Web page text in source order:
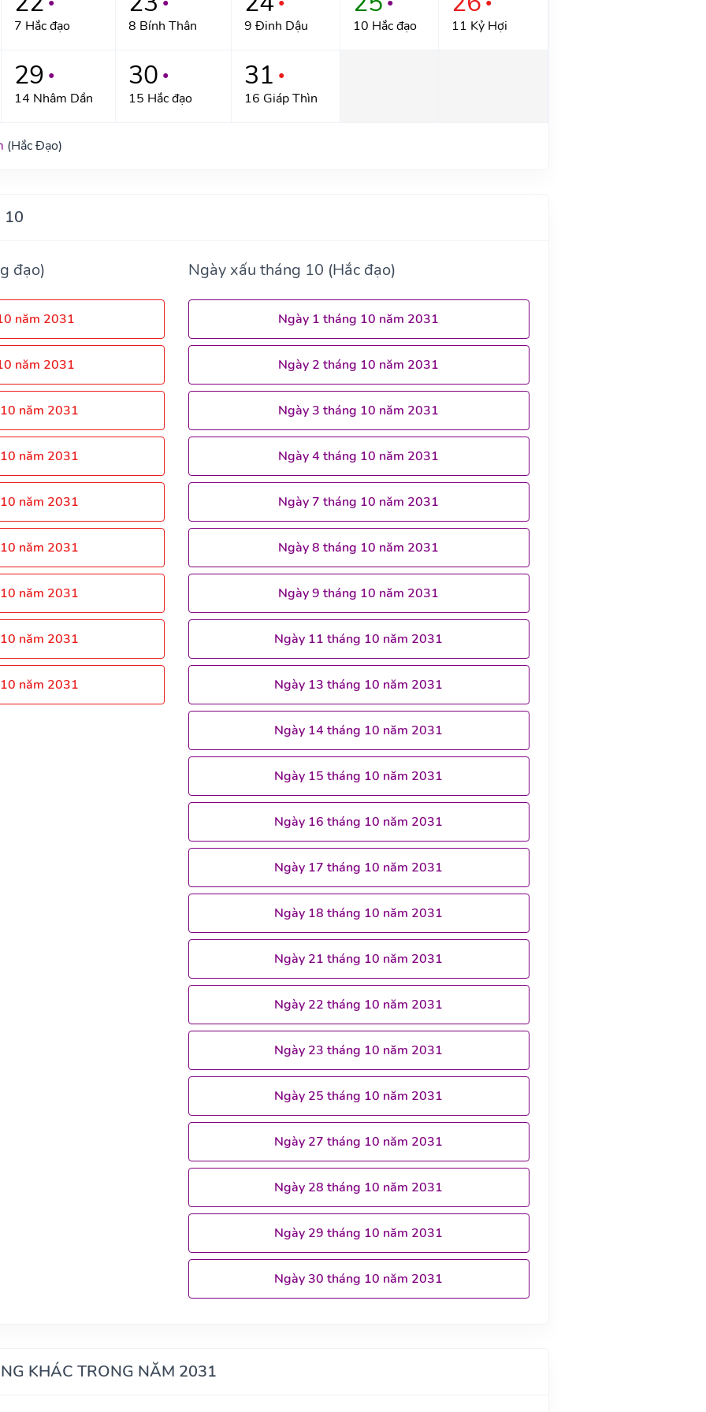
7 Hắc đạo 8 Bính Thân 9 Đinh Dậu 10 Hắc đạo 11 Kỷ Hợi
29 ●
14 Nhâm Dần
30 ●
15 Hắc đạo
31 ●
16 Giáp Thìn
(Hắc Đạo)
10
đạo)
năm 2031
năm 2031
năm 2031
năm 2031
năm 2031
năm 2031
năm 2031
năm 2031
năm 2031
Ngày xấu tháng 10 (Hắc đạo)
Ngày 1 tháng 10 năm 2031
Ngày 2 tháng 10 năm 2031
Ngày 3 tháng 10 năm 2031
Ngày 4 tháng 10 năm 2031
Ngày 7 tháng 10 năm 2031
Ngày 8 tháng 10 năm 2031
Ngày 9 tháng 10 năm 2031
Ngày 11 tháng 10 năm 2031
Ngày 13 tháng 10 năm 2031
Ngày 14 tháng 10 năm 2031
Ngày 15 tháng 10 năm 2031
Ngày 16 tháng 10 năm 2031
Ngày 17 tháng 10 năm 2031
Ngày 18 tháng 10 năm 2031
Ngày 21 tháng 10 năm 2031
Ngày 22 tháng 10 năm 2031
Ngày 23 tháng 10 năm 2031
Ngày 25 tháng 10 năm 2031
Ngày 27 tháng 10 năm 2031
Ngày 28 tháng 10 năm 2031
Ngày 29 tháng 10 năm 2031
Ngày 30 tháng 10 năm 2031
KHÁC TRONG NĂM 2031